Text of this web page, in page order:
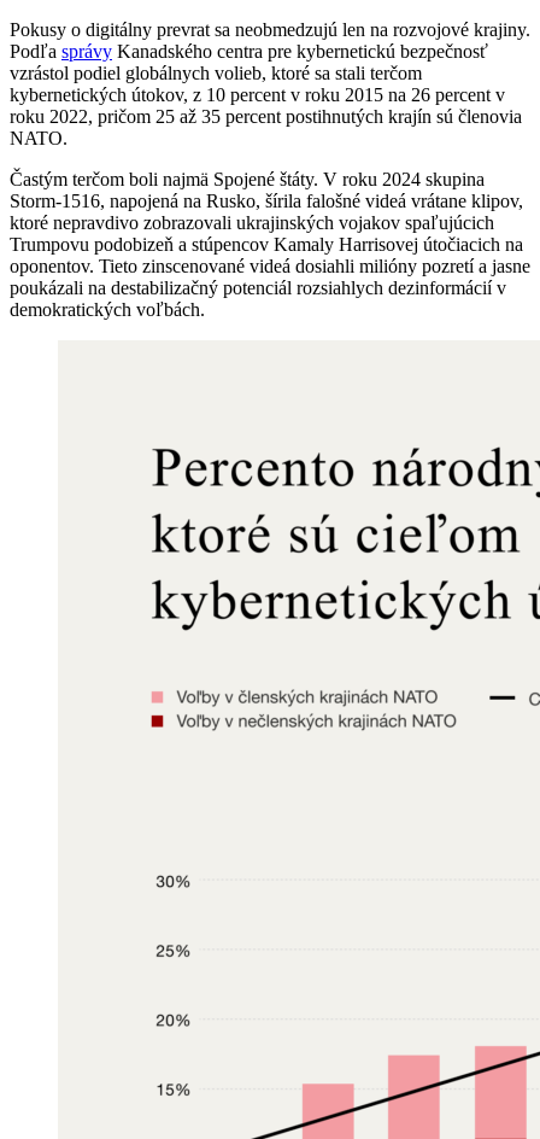
Pokusy o digitálny prevrat sa neobmedzujú len na rozvojové krajiny.
Podľa správy Kanadského centra pre kybernetickú bezpečnosť
vzrástol podiel globálnych volieb, ktoré sa stali terčom
kybernetických útokov, z 10 percent v roku 2015 na 26 percent v
roku 2022, pričom 25 až 35 percent postihnutých krajín sú členovia
NATO.
Častým terčom boli najmä Spojené štáty. V roku 2024 skupina
Storm-1516, napojená na Rusko, šírila falošné videá vrátane klipov,
ktoré nepravdivo zobrazovali ukrajinských vojakov spaľujúcich
Trumpovu podobizeň a stúpencov Kamaly Harrisovej útočiacich na
oponentov. Tieto zinscenované videá dosiahli milióny pozretí a jasne
poukázali na destabilizačný potenciál rozsiahlych dezinformácií v
demokratických voľbách.